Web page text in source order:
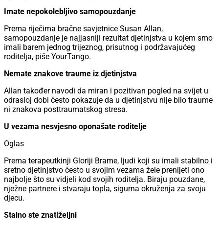
Imate nepokolebljivo samopouzdanje
Prema riječima bračne savjetnice Susan Allan,
samopouzdanje je najjasniji rezultat djetinjstva u kojem smo
imali barem jednog trijeznog, prisutnog i podržavajućeg
roditelja, piše YourTango.
Nemate znakove traume iz djetinjstva
Allan također navodi da miran i pozitivan pogled na svijet u
odrasloj dobi često pokazuje da u djetinjstvu nije bilo traume
ni znakova posttraumatskog stresa.
U vezama nesvjesno oponašate roditelje
Oglas
Prema terapeutkinji Gloriji Brame, ljudi koji su imali stabilno i
sretno djetinjstvo često u svojim vezama žele prenijeti ono
najbolje što su vidjeli kod svojih roditelja. Biraju pouzdane,
nježne partnere i stvaraju topla, sigurna okruženja za svoju
djecu.
Stalno ste znatiželjni